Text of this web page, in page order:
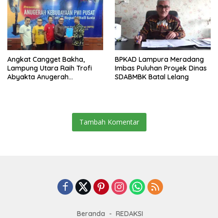
Angkat Cangget Bakha,
Lampung Utara Raih Trofi
Abyakta Anugerah
BPKAD Lampura Meradang
Imbas Puluhan Proyek Dinas
SDABMBK Batal Lelang
Tambah Komentar
Beranda REDAKSI